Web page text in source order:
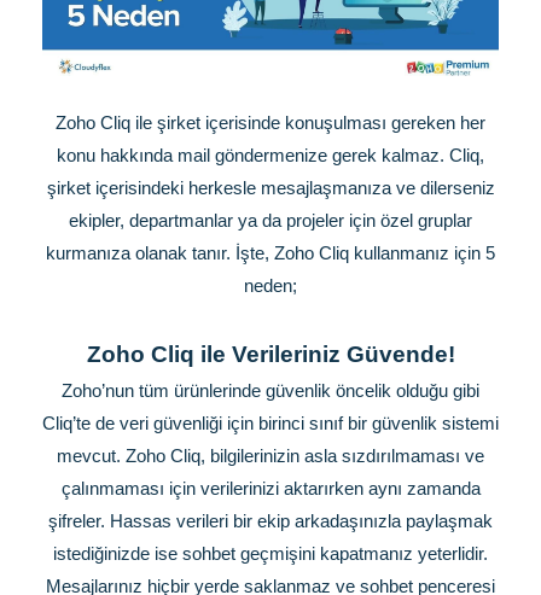
Zoho Cliq ile şirket içerisinde konuşulması gereken her
konu hakkında mail göndermenize gerek kalmaz. Cliq,
şirket içerisindeki herkesle mesajlaşmanıza ve dilerseniz
ekipler, departmanlar ya da projeler için özel gruplar
kurmanıza olanak tanır. İşte, Zoho Cliq kullanmanız için 5
neden;
Zoho Cliq ile Verileriniz Güvende!
Zoho’nun tüm ürünlerinde güvenlik öncelik olduğu gibi
Cliq’te de veri güvenliği için birinci sınıf bir güvenlik sistemi
mevcut. Zoho Cliq, bilgilerinizin asla sızdırılmaması ve
çalınmaması için verilerinizi aktarırken aynı zamanda
şifreler. Hassas verileri bir ekip arkadaşınızla paylaşmak
istediğinizde ise sohbet geçmişini kapatmanız yeterlidir.
Mesajlarınız hiçbir yerde saklanmaz ve sohbet penceresi